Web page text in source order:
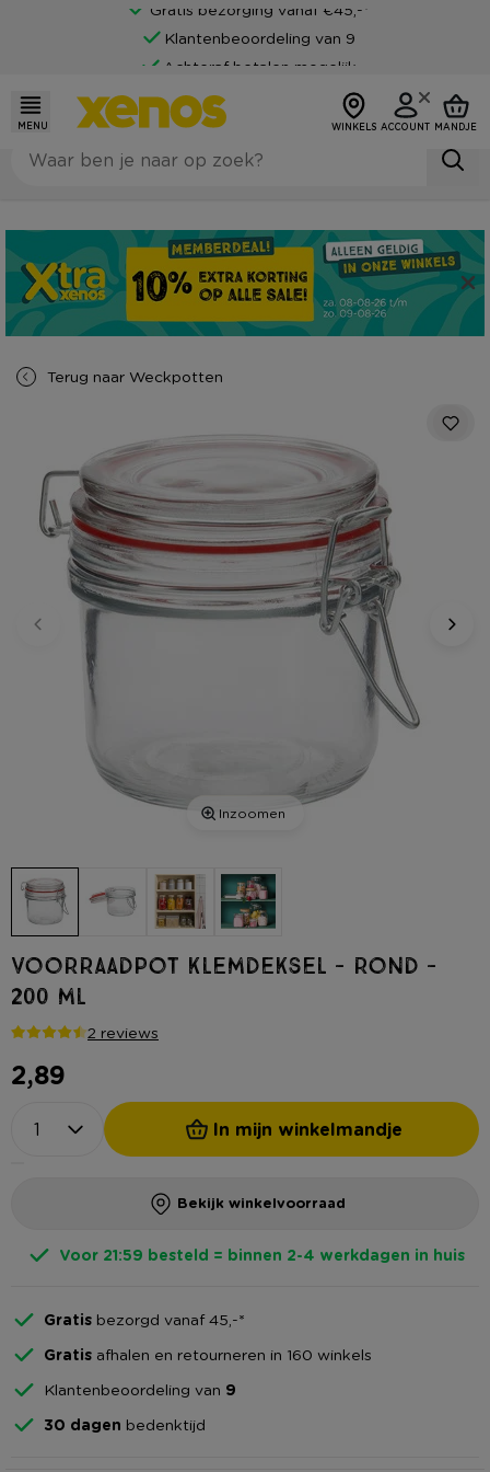
Gratis bezorging vanaf €45,-*
Klantenbeoordeling van 9
Achteraf betalen mogelijk
MENU WINKELS ACCOUNT MANDJE
Terug naar Weckpotten
Inzoomen
Voorraadpot klemdeksel - rond -
200 ml
2 reviews
2,89
In mijn winkelmandje
Bekijk winkelvoorraad
Voor 21:59 besteld = binnen 2-4 werkdagen in huis
Gratis bezorgd vanaf 45,-*
Gratis afhalen en retourneren in 160 winkels
Klantenbeoordeling van 9
30 dagen bedenktijd